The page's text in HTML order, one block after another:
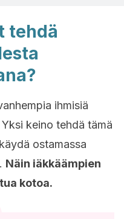
tehdä
ihmisiä
keino tehdä tämä
ostamassa
Näin iäkkäämpien
kotoa.